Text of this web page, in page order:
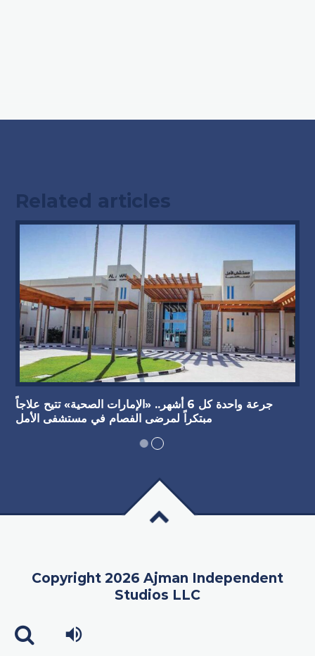
Related articles
جرعة واحدة كل 6 أشهر.. «الإمارات الصحية» تتيح علاجاً
مبتكراً لمرضى الفصام في مستشفى الأمل
Copyright 2026 Ajman Independent
Studios LLC